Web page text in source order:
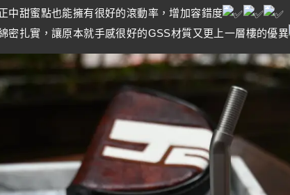
中甜蜜點也能擁有很好的滾動率，增加容錯度
密扎實，讓原本就手感很好的GSS材質又更上一層樓的優異